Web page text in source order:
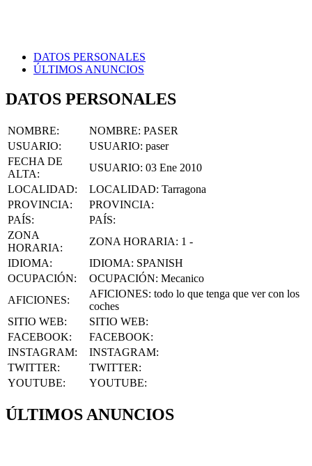
DATOS PERSONALES
ÚLTIMOS ANUNCIOS
DATOS PERSONALES
NOMBRE: NOMBRE: PASER
USUARIO: USUARIO: paser
FECHA DE
ALTA:
USUARIO: 03 Ene 2010
LOCALIDAD: LOCALIDAD: Tarragona
PROVINCIA:
PROVINCIA:
PAÍS:
PAÍS:
ZONA
HORARIA:
ZONA HORARIA: 1 -
IDIOMA: IDIOMA: SPANISH
OCUPACIÓN: OCUPACIÓN: Mecanico
AFICIONES:
AFICIONES: todo lo que tenga que ver con los
coches
SITIO WEB:
SITIO WEB:
FACEBOOK:
FACEBOOK:
INSTAGRAM:
INSTAGRAM:
TWITTER:
TWITTER:
YOUTUBE: YOUTUBE:
ÚLTIMOS ANUNCIOS